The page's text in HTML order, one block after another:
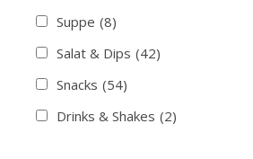
Suppe (8)
Salat & Dips (42)
Snacks (54)
Drinks & Shakes (2)